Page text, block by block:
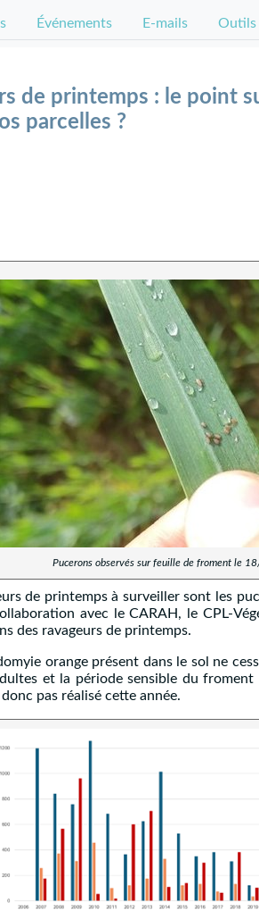
Événements E-mails Outils
de printemps : le point
parcelles ?
Pucerons observés sur feuille de froment le
de printemps à surveiller sont les
avec le CARAH, le CPL-
des ravageurs de printemps.
orange présent dans le sol ne
et la période sensible du
pas réalisé cette année.